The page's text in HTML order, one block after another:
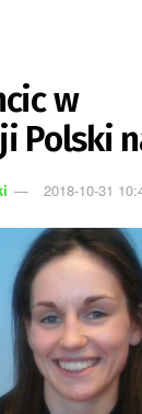
w
Polski
2018-10-31